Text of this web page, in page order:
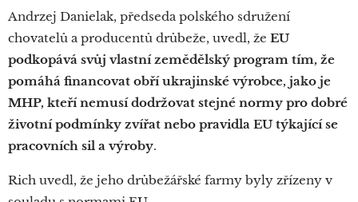
Andrzej Danielak, předseda polského sdružení
chovatelů a producentů drůbeže, uvedl, že EU
podkopává svůj vlastní zemědělský program tím, že
pomáhá financovat obří ukrajinské výrobce, jako je
MHP, kteří nemusí dodržovat stejné normy pro dobré
životní podmínky zvířat nebo pravidla EU týkající se
pracovních sil a výroby.
Rich uvedl, že jeho drůbežářské farmy byly zřízeny v